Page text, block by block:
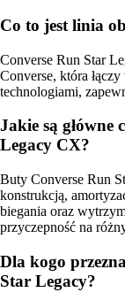
Co to jest linia
Converse Run Star
Converse, która
technologiami,
Jakie są główne
Legacy CX?
Buty Converse Run
konstrukcją,
biegania oraz
przyczepność na
Dla kogo
Star Legacy?